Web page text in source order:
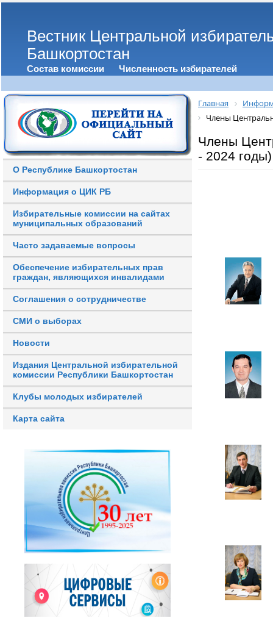
Вестник Центральной
Башкортостан
Состав комиссии Численность избирателей
О Республике Башкортостан
Информация о ЦИК РБ
Избирательные комиссии на сайтах
муниципальных образований
Часто задаваемые вопросы
Обеспечение избирательных прав
граждан, являющихся инвалидами
Соглашения о сотрудничестве
СМИ о выборах
Новости
Издания Центральной избирательной
комиссии Республики Башкортостан
Клубы молодых избирателей
Карта сайта
Главная
Члены
Члены
- 2024 годы)